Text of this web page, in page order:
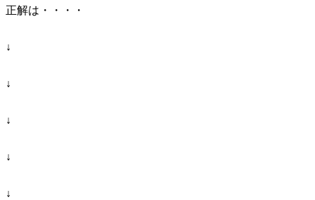
正解は・・・・
↓
↓
↓
↓
↓